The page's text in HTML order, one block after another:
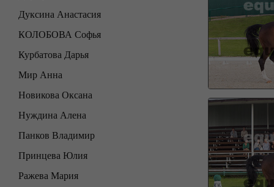
Дуксина Анастасия
КОЛОБОВА Софья
Курбатова Дарья
Мир Анна
Новикова Оксана
Нуждина Алена
Панков Владимир
Принцева Юлия
Ражева Мария